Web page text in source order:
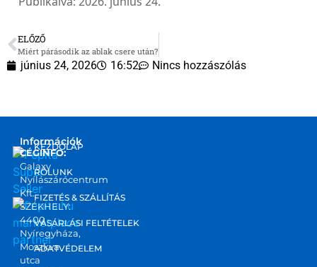
ELŐZŐ
Miért párásodik az ablak csere után?
június 24, 2026 16:52 Nincs hozzászólás
marketplace
partner
Információk
CÉGINFO:
Galaxy
Nyílászárócentrum
Kft.
SZÉKHELY:
4400
Nyíregyháza,
Moszkva
utca
KEZDŐLAP
RÓLUNK
FIZETÉS & SZÁLLÍTÁS
VÁSÁRLÁSI FELTÉTELEK
ADATVÉDELEM